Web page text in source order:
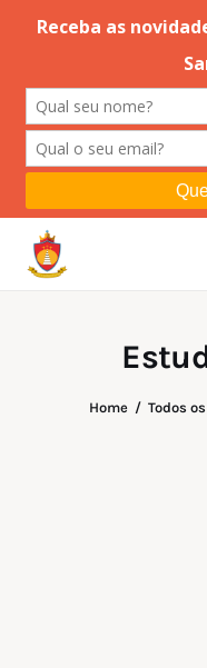
Home Todos
Editorial
Orações